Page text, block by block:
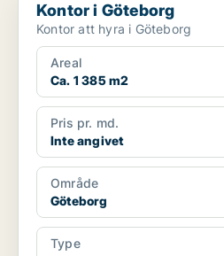
Kontor i Göteborg
Kontor att hyra i Göteborg
Areal
Ca. 1 385 m2
Pris pr. md.
Inte angivet
Område
Göteborg
Type